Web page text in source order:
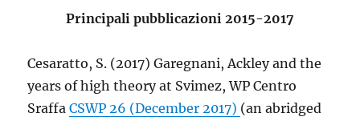
Principali pubblicazioni 2015-2017
Cesaratto, S. (2017) Garegnani, Ackley and the
years of high theory at Svimez, WP Centro
SraffaCSWP 26 (December 2017) (an abridged